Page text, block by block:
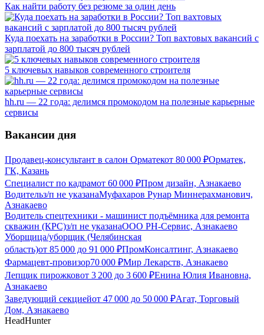
Как найти работу без резюме за один день
Куда поехать на заработки в России? Топ вахтовых вакансий с
зарплатой до 800 тысяч рублей
5 ключевых навыков современного строителя
hh.ru — 22 года: делимся промокодом на полезные карьерные
сервисы
Вакансии дня
Продавец-консультант в салон Орматекот 80 000 ₽Орматек,
ГК, Казань
Специалист по кадрамот 60 000 ₽Пром дизайн, Азнакаево
Водительз/п не указанаМуфахаров Рунар Миннерахманович,
Азнакаево
Водитель спецтехники - машинист подъёмника для ремонта
скважин (КРС)з/п не указанаООО РН-Сервис, Азнакаево
Уборщица/уборщик (Челябинская
область)от 85 000 до 91 000 ₽ПромКонсалтинг, Азнакаево
Фармацевт-провизор70 000 ₽Мир Лекарств, Азнакаево
Лепщик пирожковот 3 200 до 3 600 ₽Енина Юлия Ивановна,
Азнакаево
Заведующий секциейот 47 000 до 50 000 ₽Агат, Торговый
Дом, Азнакаево
HeadHunter